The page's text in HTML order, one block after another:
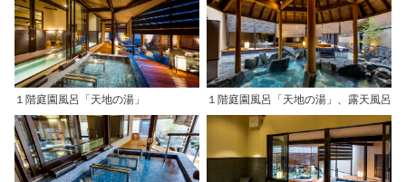
１階庭園風呂「天地の湯」 １階庭園風呂「天地の湯」、露天風呂